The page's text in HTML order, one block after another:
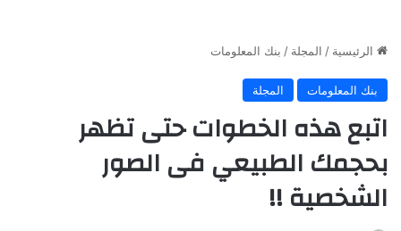
الرئيسية / المجلة / بنك المعلومات
بنك المعلومات المجلة
اتبع هذه الخطوات حتى تظهر
بحجمك الطبيعي فى الصور
الشخصية !!